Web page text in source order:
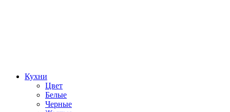
Кухни
Цвет
Белые
Черные